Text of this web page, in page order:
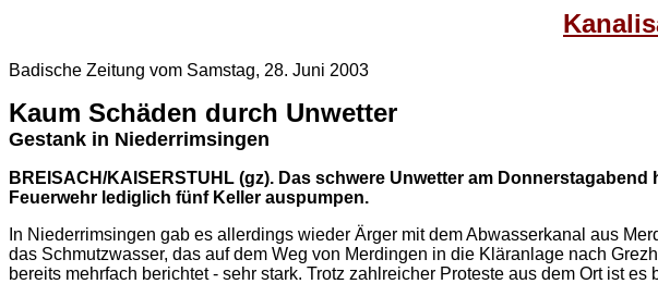
Badische Zeitung vom Samstag, 28. Juni 2003
Kaum Schäden durch Unwetter
Gestank in Niederrimsingen
BREISACH/KAISERSTUHL (gz). Das schwere Unwetter am
Feuerwehr lediglich fünf Keller auspumpen.
In Niederrimsingen gab es allerdings wieder Ärger mit dem Abwasserkanal aus
das Schmutzwasser, das auf dem Weg von Merdingen in die Kläranlage nach
bereits mehrfach berichtet - sehr stark. Trotz zahlreicher Proteste aus dem Ort ist